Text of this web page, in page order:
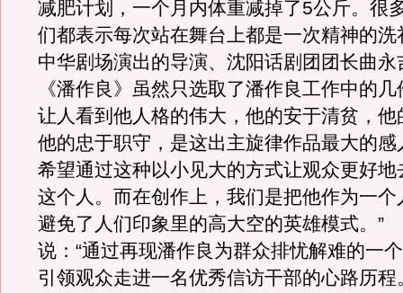
减肥计划，一个月内体重减掉了5公斤。很
们都表示每次站在舞台上都是一次精神的洗
中华剧场演出的导演、沈阳话剧团团长曲永
《潘作良》虽然只选取了潘作良工作中的
让人看到他人格的伟大，他的安于清贫，他
他的忠于职守，是这出主旋律作品最大的感
希望通过这种以小见大的方式让观众更好地
这个人。而在创作上，我们是把他作为一个
避免了人们印象里的高大空的英雄模式。”
说：“通过再现潘作良为群众排忧解难的一
引领观众走进一名优秀信访干部的心路历程